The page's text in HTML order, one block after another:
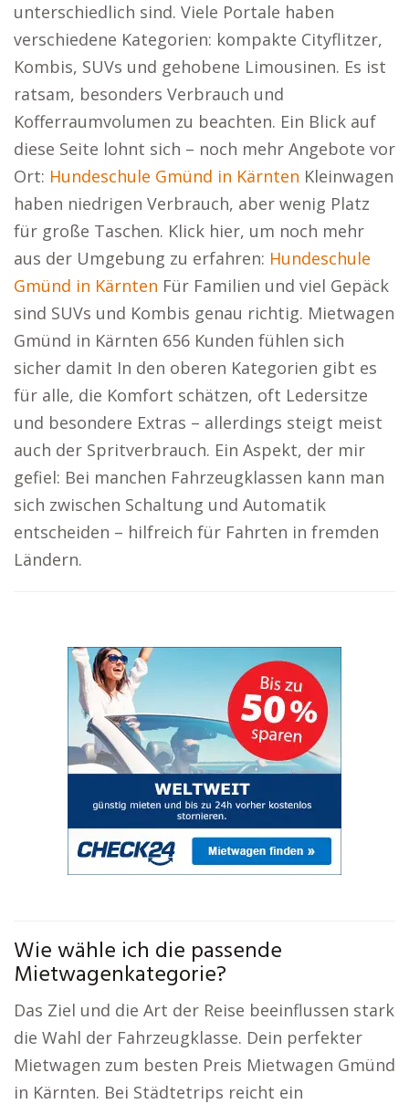
unterschiedlich sind. Viele Portale haben
verschiedene Kategorien: kompakte Cityflitzer,
Kombis, SUVs und gehobene Limousinen. Es ist
ratsam, besonders Verbrauch und
Kofferraumvolumen zu beachten. Ein Blick auf
diese Seite lohnt sich – noch mehr Angebote vor
Ort: Hundeschule Gmünd in Kärnten Kleinwagen
haben niedrigen Verbrauch, aber wenig Platz
für große Taschen. Klick hier, um noch mehr
aus der Umgebung zu erfahren: Hundeschule
Gmünd in Kärnten Für Familien und viel Gepäck
sind SUVs und Kombis genau richtig. Mietwagen
Gmünd in Kärnten 656 Kunden fühlen sich
sicher damit In den oberen Kategorien gibt es
für alle, die Komfort schätzen, oft Ledersitze
und besondere Extras – allerdings steigt meist
auch der Spritverbrauch. Ein Aspekt, der mir
gefiel: Bei manchen Fahrzeugklassen kann man
sich zwischen Schaltung und Automatik
entscheiden – hilfreich für Fahrten in fremden
Ländern.
Wie wähle ich die passende
Mietwagenkategorie?
Das Ziel und die Art der Reise beeinflussen stark
die Wahl der Fahrzeugklasse. Dein perfekter
Mietwagen zum besten Preis Mietwagen Gmünd
in Kärnten. Bei Städtetrips reicht ein